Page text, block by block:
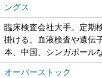
ングス
臨床検査会社大手。定期
掛ける。血液検査や遺伝
本、中国、シンガポール
オーバーストック